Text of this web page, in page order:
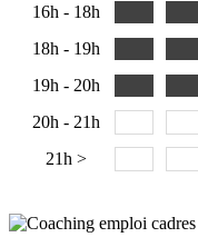
16h - 18h
18h - 19h
19h - 20h
20h - 21h
21h >